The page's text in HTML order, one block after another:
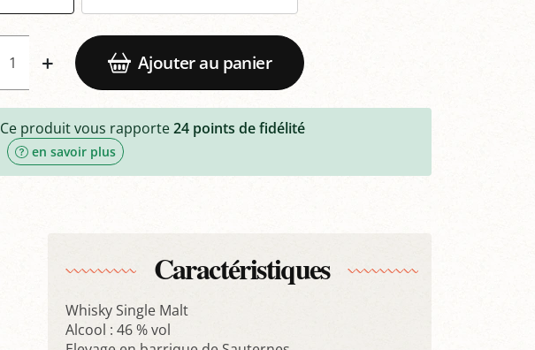
+ Ajouter au panier
Ce produit vous rapporte24 points de fidélité
en savoir plus
Caractéristiques
Whisky Single Malt
Alcool : 46 % vol